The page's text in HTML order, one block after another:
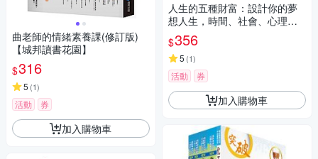
曲老師的情緒素養課(修訂版)
【城邦讀書花園】
$316
5 (1)
活動 券
加入購物車
人生的五種財富：設計你的夢
想人生，時間、社會、心理、
身體、金錢財富都豐收【城邦
讀書花園】
$356
5 (1)
活動 券
加入購物車